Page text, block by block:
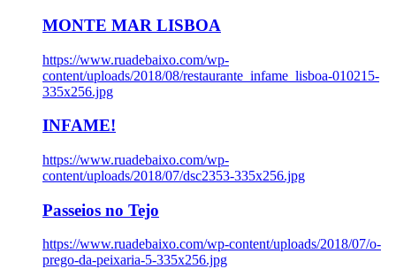
MONTE MAR LISBOA
https://www.ruadebaixo.com/wp-
content/uploads/2018/08/restaurante_infame_lisboa-010215-
335x256.jpg
INFAME!
https://www.ruadebaixo.com/wp-
content/uploads/2018/07/dsc2353-335x256.jpg
Passeios no Tejo
https://www.ruadebaixo.com/wp-content/uploads/2018/07/o-
prego-da-peixaria-5-335x256.jpg